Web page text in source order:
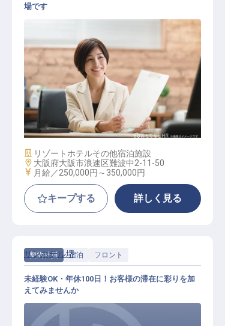
人事SV
場です
施設業態
リゾートホテルその他宿泊施設
勤務地
大阪府大阪市浪速区難波中2-11-50
給与
月給／250,000円～ 350,000円
キープする 詳しく見る
契約社員 宿泊 フロント
サンホテル堺
未経験OK・年休100日！お客様の滞在に彩りを加
えてみませんか